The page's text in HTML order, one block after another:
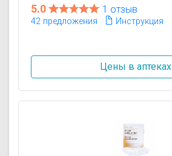
5.0 1 отзыв
42 предложения Инструкция
Цены в аптеках